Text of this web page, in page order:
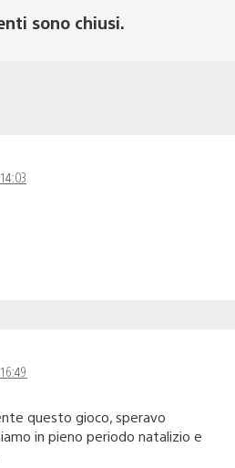
sono chiusi.
questo gioco, speravo
in pieno periodo natalizio e